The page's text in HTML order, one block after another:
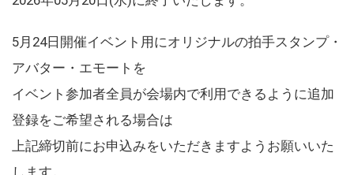
5月24日開催イベント用にオリジナルの拍手スタンプ・
アバター・エモートを
イベント参加者全員が会場内で利用できるように追加
登録をご希望される場合は
上記締切前にお申込みをいただきますようお願いいた
します。